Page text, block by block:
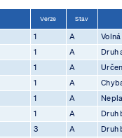
Verze Stav
1 A
1 A Druh
1 A
1 A
1 A
1 A Druh
3 A Druh